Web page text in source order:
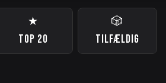
★
TOP 20
🎲
TILFÆLDIG